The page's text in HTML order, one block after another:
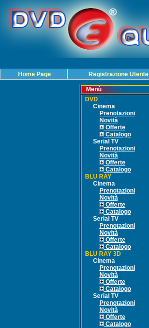
Home Page Registrazione Utente
Menù
DVD
Cinema
Prenotazioni
Novità
Offerte
Catalogo
Serial TV
Prenotazioni
Novità
Offerte
Catalogo
BLU RAY
Cinema
Prenotazioni
Novità
Offerte
Catalogo
Serial TV
Prenotazioni
Novità
Offerte
Catalogo
BLU RAY 3D
Cinema
Prenotazioni
Novità
Offerte
Catalogo
Serial TV
Prenotazioni
Novità
Offerte
Catalogo